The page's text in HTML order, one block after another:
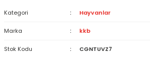
Kategori Hayvanlar
Marka kkb
Stok Kodu CGNTUVZ7